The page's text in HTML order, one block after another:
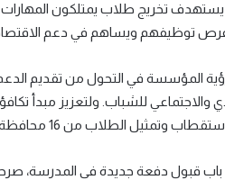
تخريج طلاب يمتلكون المهارات
فرص توظيفهم ويساهم في دعم
المؤسسة في التحول من تقديم الدعم
والاجتماعي للشباب. ولتعزيز مبدأ
الطلاب من 16 محافظة على مستوى الجمهورية.
قبول دفعة جديدة في المدرسة،